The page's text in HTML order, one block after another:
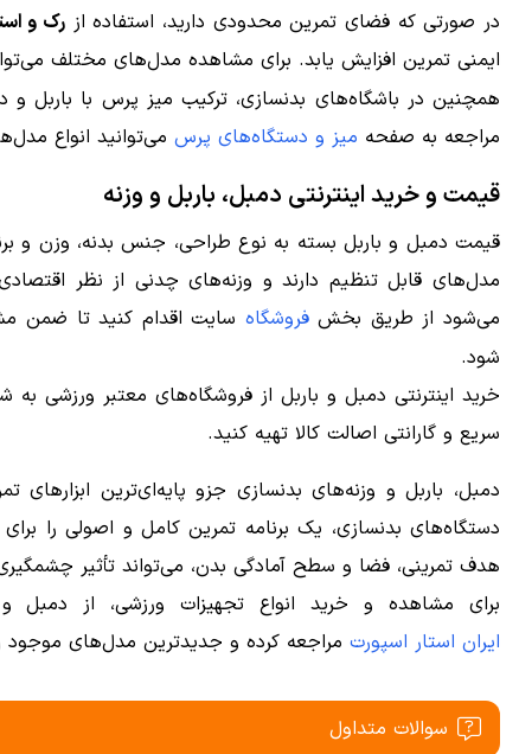
در صورتی که فضای تمرین محدودی دارید، استفاده از رک و
ایمنی تمرین افزایش یابد. برای مشاهده مدل‌های مختلف
همچنین در باشگاه‌های بدنسازی، ترکیب میز پرس با باربل
مراجعه به صفحه میز و دستگاه‌های پرس می‌توانید انواع
قیمت و خرید اینترنتی دمبل، باربل و وزنه
قیمت دمبل و باربل بسته به نوع طراحی، جنس بدنه، وزن و
مدل‌های قابل تنظیم دارند و وزنه‌های چدنی از نظر
می‌شود از طریق بخشفروشگاه سایت اقدام کنید تا ضمن
شود.
خرید اینترنتی دمبل و باربل از فروشگاه‌های معتبر ورزشی
سریع و گارانتی اصالت کالا تهیه کنید.
دمبل، باربل و وزنه‌های بدنسازی جزو پایه‌ای‌ترین
دستگاه‌های بدنسازی، یک برنامه تمرین کامل و اصولی را
هدف تمرینی، فضا و سطح آمادگی بدن، می‌تواند تأثیر
برای مشاهده و خرید انواع تجهیزات ورزشی، از دمبل
ایران استار اسپورت مراجعه کرده و جدیدترین مدل‌های موجود
سوالات متداول